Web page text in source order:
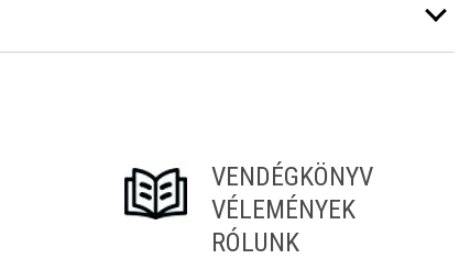
VENDÉGKÖNYV
VÉLEMÉNYEK
RÓLUNK